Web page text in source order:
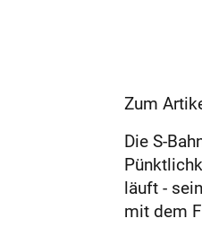
Zum
Die S-
läuft -
mit dem